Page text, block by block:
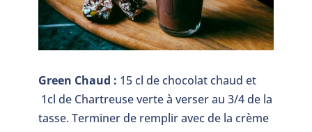
Green Chaud : 15 cl de chocolat chaud et
1cl de Chartreuse verte à verser au 3/4 de la
tasse. Terminer de remplir avec de la crème